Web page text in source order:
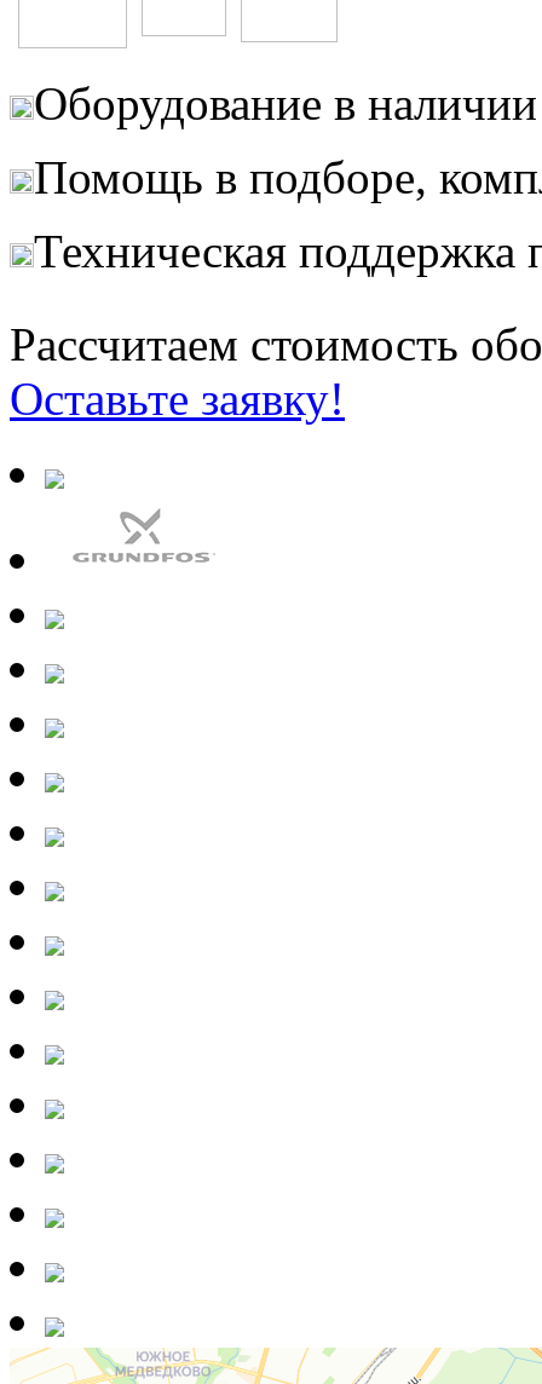
Оборудование в
Помощь в подборе,
Техническая поддержка
Рассчитаем стоимость
Оставьте заявку!